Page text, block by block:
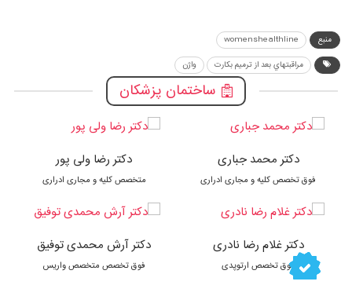
منبع
womenshealthline
مراقبتهاي بعد از ترميم بكارت
واژن
ساختمان پزشکان
دکتر محمد جباری
فوق تخصص کلیه و مجاری ادراری
دکتر غلام رضا نادری
فوق تخصص ارتوپدی
دکتر رضا ولی پور
متخصص کلیه و مجاری ادراری
دکتر آرش محمدی توفیق
فوق تخصص متخصص واریس